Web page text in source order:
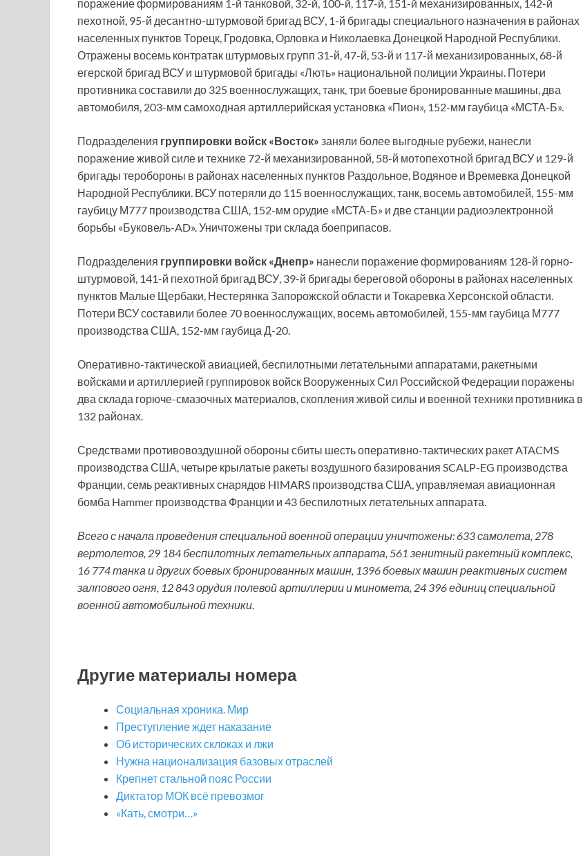
поражение формированиям 1-й танковой, 32-й, 100-й, 117-й, 151-й механизированных, 142-й
пехотной, 95-й десантно-штурмовой бригад ВСУ, 1-й бригады специального назначения в районах
населенных пунктов Торецк, Гродовка, Орловка и Николаевка Донецкой Народной Республики.
Отражены восемь контратак штурмовых групп 31-й, 47-й, 53-й и 117-й механизированных, 68-й
егерской бригад ВСУ и штурмовой бригады «Лють» национальной полиции Украины. Потери
противника составили до 325 военнослужащих, танк, три боевые бронированные машины, два
автомобиля, 203-мм самоходная артиллерийская установка «Пион», 152-мм гаубица «МСТА-Б».
Подразделения группировки войск «Восток» заняли более выгодные рубежи, нанесли
поражение живой силе и технике 72-й механизированной, 58-й мотопехотной бригад ВСУ и 129-й
бригады теробороны в районах населенных пунктов Раздольное, Водяное и Времевка Донецкой
Народной Республики. ВСУ потеряли до 115 военнослужащих, танк, восемь автомобилей, 155-мм
гаубицу М777 производства США, 152-мм орудие «МСТА-Б» и две станции радиоэлектронной
борьбы «Буковель-AD». Уничтожены три склада боеприпасов.
Подразделения группировки войск «Днепр» нанесли поражение формированиям 128-й горно-
штурмовой, 141-й пехотной бригад ВСУ, 39-й бригады береговой обороны в районах населенных
пунктов Малые Щербаки, Нестерянка Запорожской области и Токаревка Херсонской области.
Потери ВСУ составили более 70 военнослужащих, восемь автомобилей, 155-мм гаубица М777
производства США, 152-мм гаубица Д-20.
Оперативно-тактической авиацией, беспилотными летательными аппаратами, ракетными
войсками и артиллерией группировок войск Вооруженных Сил Российской Федерации поражены
два склада горюче-смазочных материалов, скопления живой силы и военной техники противника в
132 районах.
Средствами противовоздушной обороны сбиты шесть оперативно-тактических ракет ATACMS
производства США, четыре крылатые ракеты воздушного базирования SCALP-EG производства
Франции, семь реактивных снарядов HIMARS производства США, управляемая авиационная
бомба Hammer производства Франции и 43 беспилотных летательных аппарата.
Всего с начала проведения специальной военной операции уничтожены: 633 самолета, 278
вертолетов, 29 184 беспилотных летательных аппарата, 561 зенитный ракетный комплекс,
16 774 танка и других боевых бронированных машин, 1396 боевых машин реактивных систем
залпового огня, 12 843 орудия полевой артиллерии и миномета, 24 396 единиц специальной
военной автомобильной техники.
Другие материалы номера
Социальная хроника. Мир
Преступление ждет наказание
Об исторических склоках и лжи
Нужна национализация базовых отраслей
Крепнет стальной пояс России
Диктатор МОК всё превозмог
«Кать, смотри…»